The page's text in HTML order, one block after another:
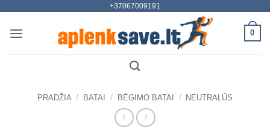
content
+37067009191
0
PRADŽIA / BATAI / BĖGIMO BATAI / NEUTRALŪS